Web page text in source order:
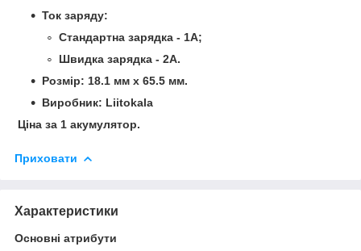
Ток заряду:
Стандартна зарядка - 1А;
Швидка зарядка - 2A.
Розмір: 18.1 мм х 65.5 мм.
Виробник: Liitokala
Ціна за 1 акумулятор.
Приховати
Характеристики
Основні атрибути